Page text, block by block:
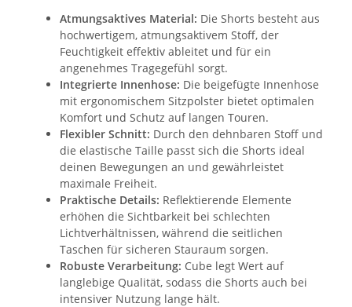
Atmungsaktives Material: Die Shorts besteht aus
hochwertigem, atmungsaktivem Stoff, der
Feuchtigkeit effektiv ableitet und für ein
angenehmes Tragegefühl sorgt.
Integrierte Innenhose: Die beigefügte Innenhose
mit ergonomischem Sitzpolster bietet optimalen
Komfort und Schutz auf langen Touren.
Flexibler Schnitt: Durch den dehnbaren Stoff und
die elastische Taille passt sich die Shorts ideal
deinen Bewegungen an und gewährleistet
maximale Freiheit.
Praktische Details: Reflektierende Elemente
erhöhen die Sichtbarkeit bei schlechten
Lichtverhältnissen, während die seitlichen
Taschen für sicheren Stauraum sorgen.
Robuste Verarbeitung: Cube legt Wert auf
langlebige Qualität, sodass die Shorts auch bei
intensiver Nutzung lange hält.